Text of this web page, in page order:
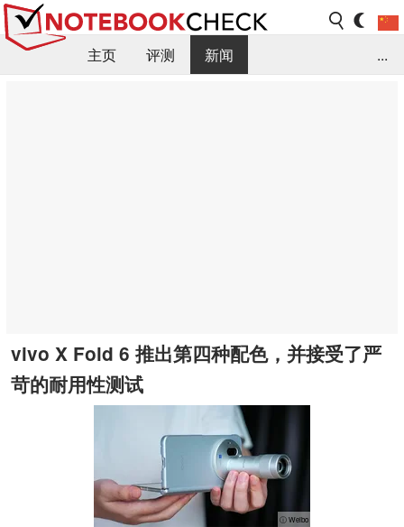
主页 评测
新闻
...
vivo X Fold 6 推出第四种配色，并接受了严
苛的耐用性测试
ⓘ Weibo